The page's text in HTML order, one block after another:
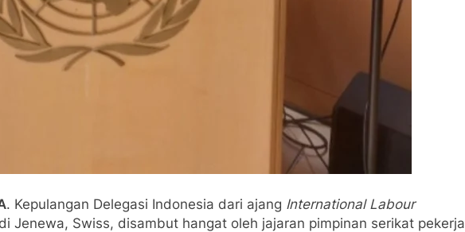
. Kepulangan Delegasi Indonesia dari ajang International Labour
di Jenewa, Swiss, disambut hangat oleh jajaran pimpinan serikat pekerja